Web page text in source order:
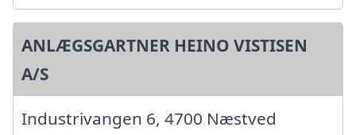
ANLÆGSGARTNER HEINO VISTISEN
A/S
Industrivangen 6, 4700 Næstved